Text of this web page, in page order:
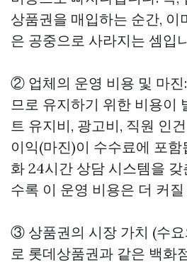
상품권을 매입하는 순간, 이
은 공중으로 사라지는 셈입
② 업체의 운영 비용 및 마진
므로 유지하기 위한 비용이
트 유지비, 광고비, 직원 인
이익(마진)이 수수료에 포함
화 24시간 상담 시스템을
수록 이 운영 비용은 더 커
③ 상품권의 시장 가치 (수
로 롯데상품권과 같은 백화